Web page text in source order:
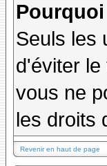
Seuls les
d'éviter
vous ne
les droits
Revenir en haut de page